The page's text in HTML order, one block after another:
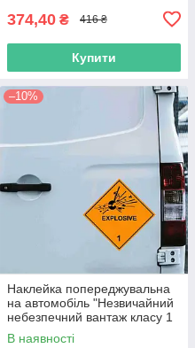
374,40 ₴ 416 ₴
Купити
–10%
Наклейка попереджувальна
на автомобіль "Незвичайний
небезпечний вантаж класу 1
(1.4S)" з оракалу
В наявності